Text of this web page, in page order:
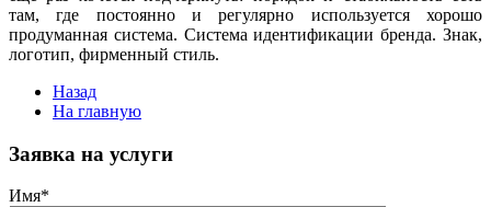
там, где постоянно и регулярно используется хорошо
продуманная система. Система идентификации бренда. Знак,
логотип, фирменный стиль.
Назад
На главную
Заявка на услуги
Имя*